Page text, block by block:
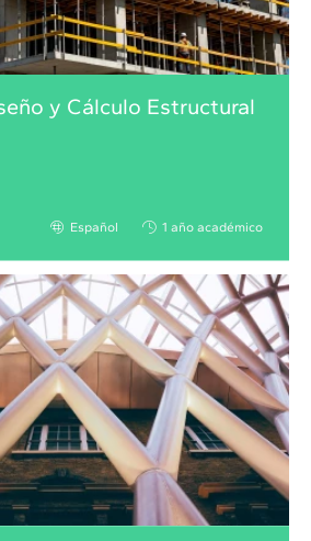
y Cálculo Estructural
Español 1 año académico